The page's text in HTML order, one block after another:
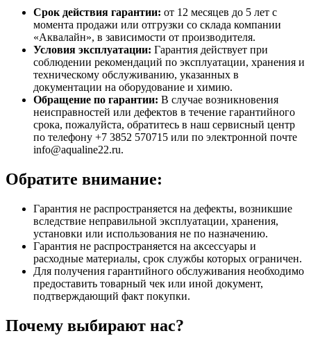
Срок действия гарантии: от 12 месяцев до 5 лет с
момента продажи или отгрузки со склада компании
«Аквалайн», в зависимости от производителя.
Условия эксплуатации: Гарантия действует при
соблюдении рекомендаций по эксплуатации, хранения и
техническому обслуживанию, указанных в
документации на оборудование и химию.
Обращение по гарантии: В случае возникновения
неисправностей или дефектов в течение гарантийного
срока, пожалуйста, обратитесь в наш сервисный центр
по телефону +7 3852 570715 или по электронной почте
info@aqualine22.ru.
Обратите внимание:
Гарантия не распространяется на дефекты, возникшие
вследствие неправильной эксплуатации, хранения,
установки или использования не по назначению.
Гарантия не распространяется на аксессуары и
расходные материалы, срок службы которых ограничен.
Для получения гарантийного обслуживания необходимо
предоставить товарный чек или иной документ,
подтверждающий факт покупки.
Почему выбирают нас?